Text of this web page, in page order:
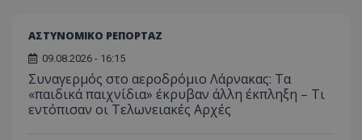
ΑΣΤΥΝΟΜΙΚΟ ΡΕΠΟΡΤΑΖ
09.08.2026 - 16:15
Συναγερμός στο αεροδρόμιο Λάρνακας: Τα
«παιδικά παιχνίδια» έκρυβαν άλλη έκπληξη – Τι
εντόπισαν οι Τελωνειακές Αρχές